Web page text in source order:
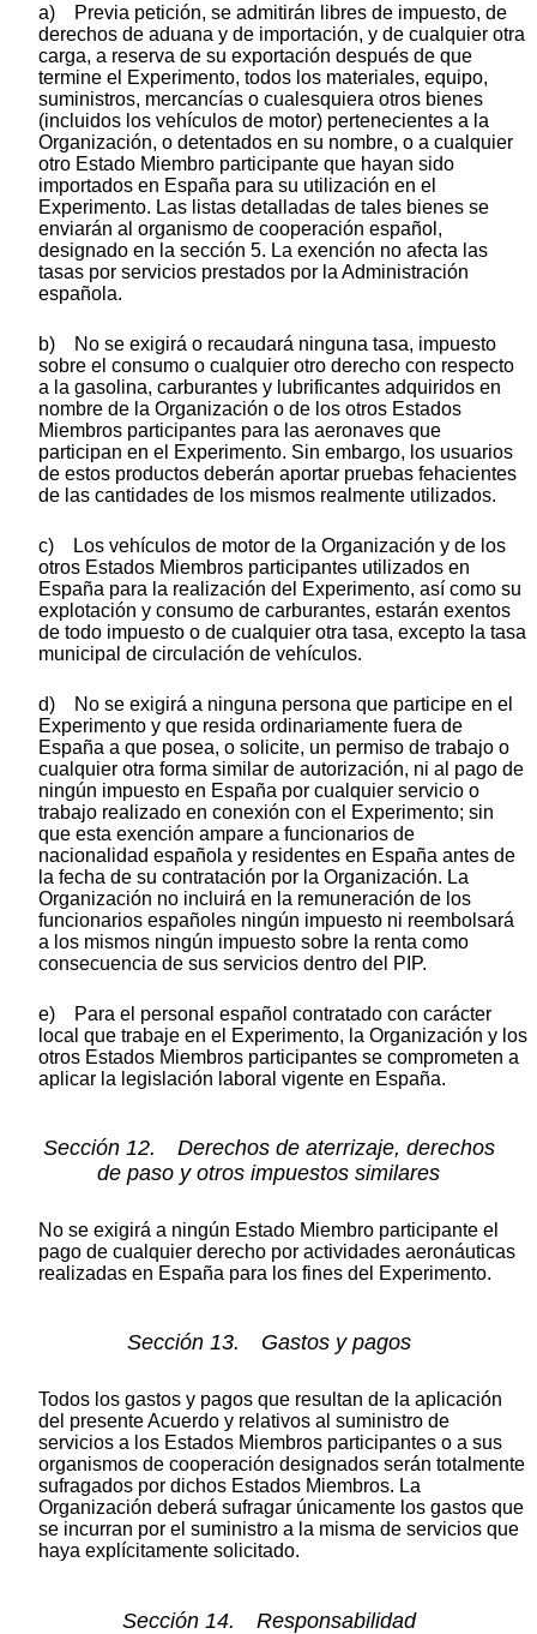
a) Previa petición, se admitirán libres de impuesto, de
derechos de aduana y de importación, y de cualquier otra
carga, a reserva de su exportación después de que
termine el Experimento, todos los materiales, equipo,
suministros, mercancías o cualesquiera otros bienes
(incluidos los vehículos de motor) pertenecientes a la
Organización, o detentados en su nombre, o a cualquier
otro Estado Miembro participante que hayan sido
importados en España para su utilización en el
Experimento. Las listas detalladas de tales bienes se
enviarán al organismo de cooperación español,
designado en la sección 5. La exención no afecta las
tasas por servicios prestados por la Administración
española.
b) No se exigirá o recaudará ninguna tasa, impuesto
sobre el consumo o cualquier otro derecho con respecto
a la gasolina, carburantes y lubrificantes adquiridos en
nombre de la Organización o de los otros Estados
Miembros participantes para las aeronaves que
participan en el Experimento. Sin embargo, los usuarios
de estos productos deberán aportar pruebas fehacientes
de las cantidades de los mismos realmente utilizados.
c) Los vehículos de motor de la Organización y de los
otros Estados Miembros participantes utilizados en
España para la realización del Experimento, así como su
explotación y consumo de carburantes, estarán exentos
de todo impuesto o de cualquier otra tasa, excepto la tasa
municipal de circulación de vehículos.
d) No se exigirá a ninguna persona que participe en el
Experimento y que resida ordinariamente fuera de
España a que posea, o solicite, un permiso de trabajo o
cualquier otra forma similar de autorización, ni al pago de
ningún impuesto en España por cualquier servicio o
trabajo realizado en conexión con el Experimento; sin
que esta exención ampare a funcionarios de
nacionalidad española y residentes en España antes de
la fecha de su contratación por la Organización. La
Organización no incluirá en la remuneración de los
funcionarios españoles ningún impuesto ni reembolsará
a los mismos ningún impuesto sobre la renta como
consecuencia de sus servicios dentro del PIP.
e) Para el personal español contratado con carácter
local que trabaje en el Experimento, la Organización y los
otros Estados Miembros participantes se comprometen a
aplicar la legislación laboral vigente en España.
Sección 12. Derechos de aterrizaje, derechos
de paso y otros impuestos similares
No se exigirá a ningún Estado Miembro participante el
pago de cualquier derecho por actividades aeronáuticas
realizadas en España para los fines del Experimento.
Sección 13. Gastos y pagos
Todos los gastos y pagos que resultan de la aplicación
del presente Acuerdo y relativos al suministro de
servicios a los Estados Miembros participantes o a sus
organismos de cooperación designados serán totalmente
sufragados por dichos Estados Miembros. La
Organización deberá sufragar únicamente los gastos que
se incurran por el suministro a la misma de servicios que
haya explícitamente solicitado.
Sección 14. Responsabilidad